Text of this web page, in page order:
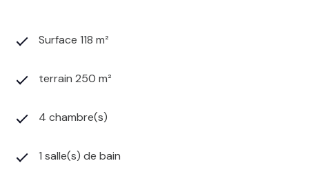
Surface 118 m²
terrain 250 m²
4 chambre(s)
1 salle(s) de bain